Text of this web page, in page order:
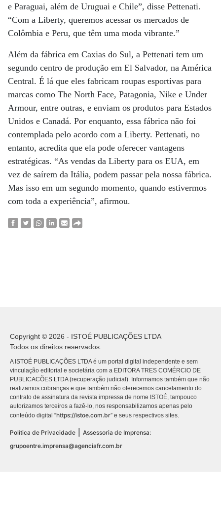
e Paraguai, além de Uruguai e Chile”, disse Pettenati.
“Com a Liberty, queremos acessar os mercados de
Colômbia e Peru, que têm uma moda vibrante.”
Além da fábrica em Caxias do Sul, a Pettenati tem um
segundo centro de produção em El Salvador, na América
Central. É lá que eles fabricam roupas esportivas para
marcas como The North Face, Patagonia, Nike e Under
Armour, entre outras, e enviam os produtos para Estados
Unidos e Canadá. Por enquanto, essa fábrica não foi
contemplada pelo acordo com a Liberty. Pettenati, no
entanto, acredita que ela pode oferecer vantagens
estratégicas. “As vendas da Liberty para os EUA, em
vez de saírem da Itália, podem passar pela nossa fábrica.
Mas isso em um segundo momento, quando estivermos
com toda a experiência”, afirmou.
Copyright © 2026 - ISTOÉ PUBLICAÇÕES LTDA
Todos os direitos reservados.
A ISTOÉ PUBLICAÇÕES LTDA é um portal digital independente e sem
vinculação editorial e societária com a EDITORA TRES COMÉRCIO DE
PUBLICACÕES LTDA (recuperação judicial). Informamos também que não
realizamos cobranças e que também não oferecemos cancelamento do
contrato de assinatura da revista impressa de nome ISTOÉ, tampouco
autorizamos terceiros a fazê-lo, nos responsabilizamos apenas pelo
conteúdo digital “https://istoe.com.br” e seus respectivos sites.
Política de Privacidade
Assessoria de Imprensa:
grupoentre.imprensa@agenciafr.com.br